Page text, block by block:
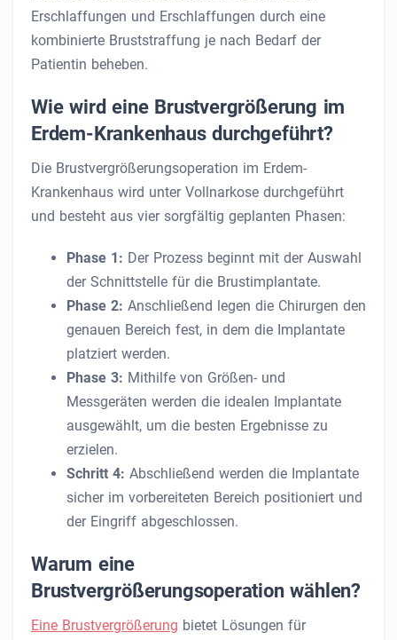
Erschlaffungen und Erschlaffungen durch eine
kombinierte Bruststraffung je nach Bedarf der
Patientin beheben.
Wie wird eine Brustvergrößerung im
Erdem-Krankenhaus durchgeführt?
Die Brustvergrößerungsoperation im Erdem-
Krankenhaus wird unter Vollnarkose durchgeführt
und besteht aus vier sorgfältig geplanten Phasen:
Phase 1: Der Prozess beginnt mit der Auswahl
der Schnittstelle für die Brustimplantate.
Phase 2: Anschließend legen die Chirurgen den
genauen Bereich fest, in dem die Implantate
platziert werden.
Phase 3: Mithilfe von Größen- und
Messgeräten werden die idealen Implantate
ausgewählt, um die besten Ergebnisse zu
erzielen.
Schritt 4: Abschließend werden die Implantate
sicher im vorbereiteten Bereich positioniert und
der Eingriff abgeschlossen.
Warum eine
Brustvergrößerungsoperation wählen?
Eine Brustvergrößerung bietet Lösungen für